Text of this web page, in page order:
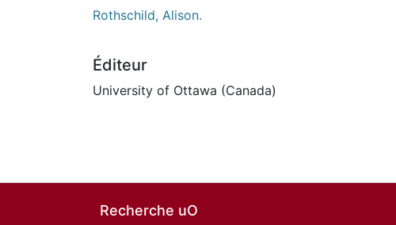
Rothschild, Alison.
Éditeur
University of Ottawa (Canada)
Recherche uO